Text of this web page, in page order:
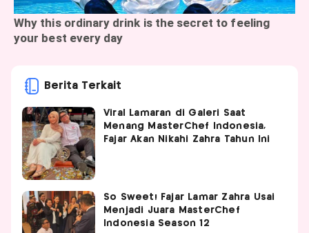
Berita Terkait
Viral Lamaran di Galeri Saat
Menang MasterChef Indonesia,
Fajar Akan Nikahi Zahra Tahun Ini
So Sweet! Fajar Lamar Zahra Usai
Menjadi Juara MasterChef
Indonesia Season 12